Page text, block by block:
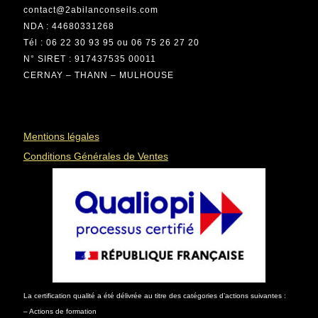
contact@2abilanconseils.com
NDA : 44680331268
Tél : 06 22 30 93 95 ou 06 75 26 27 20
N° SIRET : 917437535 00011
CERNAY – THANN – MULHOUSE
Mentions légales
Conditions Générales de Ventes
La certification qualité a été délivrée au titre des catégories d’actions suivantes :
– Actions de formation